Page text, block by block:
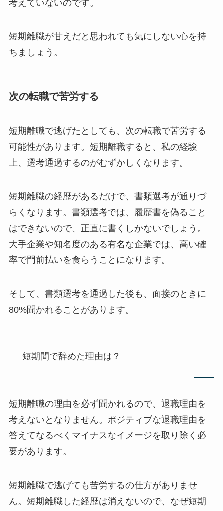
考えていないのです。
短期離職が甘えだと思われても気にしない心を持
ちましょう。
次の転職で苦労する
短期離職で逃げたとしても、次の転職で苦労する
可能性があります。短期離職すると、私の経験
上、選考通過するのがむずかしくなります。
短期離職の経歴があるだけで、書類選考が通りづ
らくなります。書類選考では、履歴書を偽ること
はできないので、正直に書くしかないでしょう。
大手企業や知名度のある有名な企業では、高い確
率で門前払いを食らうことになります。
そして、書類選考を通過した後も、面接のときに
80%聞かれることがあります。
短期間で辞めた理由は？
短期離職の理由を必ず聞かれるので、退職理由を
考えないとなりません。ポジティブな退職理由を
答えてなるべくマイナスなイメージを取り除く必
要があります。
短期離職で逃げても苦労するの仕方がありませ
ん。短期離職した経歴は消えないので、なぜ短期